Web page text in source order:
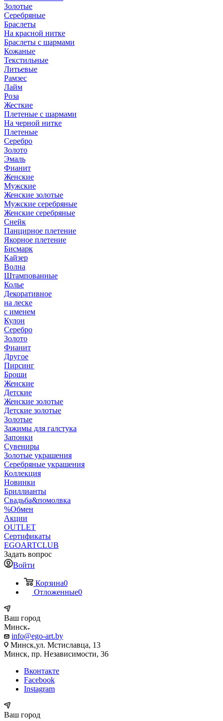
Золотые
Серебряные
Браслеты
На красной нитке
Браслеты с шармами
Кожаные
Текстильные
Литьевые
Рамзес
Лайм
Роза
Жесткие
Плетеные с шармами
На черной нитке
Плетеные
Серебро
Золото
Эмаль
Фианит
Женские
Мужские
Женские золотые
Мужские серебряные
Женские серебряные
Снейк
Панцирное плетение
Якорное плетение
Бисмарк
Кайзер
Волна
Штампованные
Колье
Декоративное
на леске
с именем
Кулон
Серебро
Золото
Фианит
Другое
Пирсинг
Броши
Женские
Детские
Женские золотые
Детские золотые
Золотые
Зажимы для галстука
Запонки
Сувениры
Золотые украшения
Серебряные украшения
Коллекция
Новинки
Бриллианты
Свадьба&помолвка
%Обмен
Акции
OUTLET
Сертификаты
EGOARTCLUB
Задать вопрос
Войти
Корзина0
Отложенные0
Ваш город
Минск
info@ego-art.by
Минск,ул. Мстиславца, 13
Минск, пр. Независимости, 36
Вконтакте
Facebook
Instagram
Ваш город